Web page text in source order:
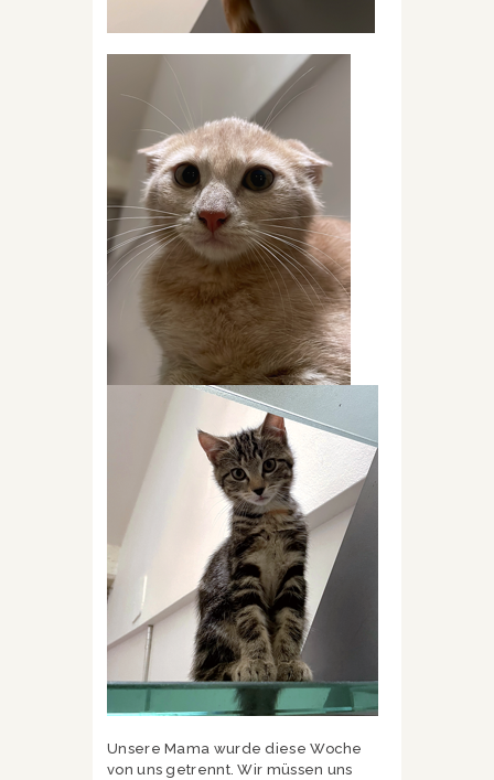
Unsere Mama wurde diese Woche
von uns getrennt. Wir müssen uns